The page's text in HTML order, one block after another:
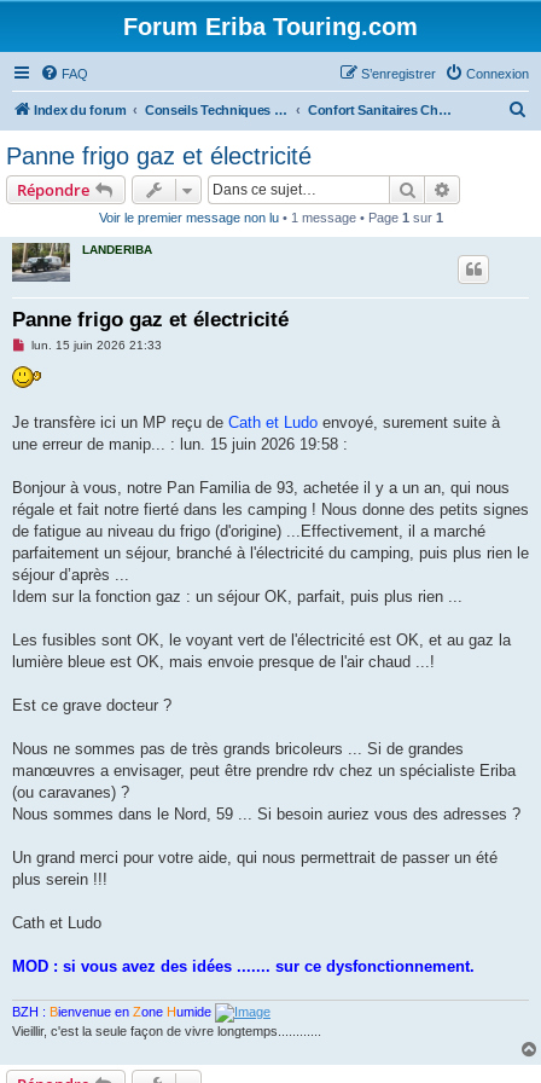
Forum Eriba Touring.com
FAQ Connexion
S’enregistrer
Index du forum Conseils Techniques Accessoires & Modifications Confort Sanitaires Chauffage Froid
Panne frigo gaz et électricité
Répondre Rechercher
Voir le premier message non lu• 1 message • Page 1 sur 1
LANDERIBA
Panne frigo gaz et électricité
M
s
s
e
n
l
lun. 15 juin 2026 21:33
Je transfère ici un MP reçu de Cath et Ludo envoyé, surement suite à
une erreur de manip... : lun. 15 juin 2026 19:58 :
Bonjour à vous, notre Pan Familia de 93, achetée il y a un an, qui nous
régale et fait notre fierté dans les camping ! Nous donne des petits signes
de fatigue au niveau du frigo (d'origine) ...Effectivement, il a marché
parfaitement un séjour, branché à l'électricité du camping, puis plus rien le
séjour d’après ...
Idem sur la fonction gaz : un séjour OK, parfait, puis plus rien ...
Les fusibles sont OK, le voyant vert de l'électricité est OK, et au gaz la
lumière bleue est OK, mais envoie presque de l'air chaud ...!
Est ce grave docteur ?
Nous ne sommes pas de très grands bricoleurs ... Si de grandes
manœuvres a envisager, peut être prendre rdv chez un spécialiste Eriba
(ou caravanes) ?
Nous sommes dans le Nord, 59 ... Si besoin auriez vous des adresses ?
Un grand merci pour votre aide, qui nous permettrait de passer un été
plus serein !!!
Cath et Ludo
MOD : si vous avez des idées ....... sur ce dysfonctionnement.
BZH : Bienvenue en Zone Humide
Vieillir, c'est la seule façon de vivre longtemps............